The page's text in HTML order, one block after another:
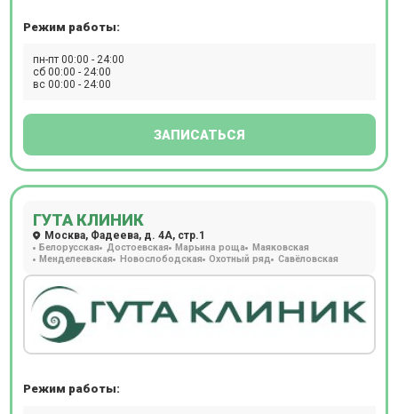
Режим работы:
пн-пт 00:00 - 24:00
сб 00:00 - 24:00
вс 00:00 - 24:00
ЗАПИСАТЬСЯ
ГУТА КЛИНИК
Москва, Фадеева, д. 4А, стр.1
Белорусская Достоевская Марьина роща Маяковская
Менделеевская Новослободская Охотный ряд Савёловская
Режим работы: